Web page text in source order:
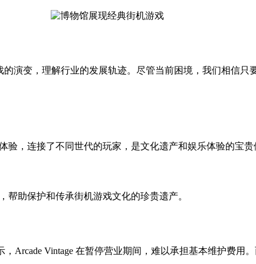
演变，理解行业的发展轨迹。尽管当前困境，我们相信
，连接了不同世代的玩家，是文化遗产和娱乐体验的宝贵
助保护和传承街机游戏文化的珍贵遗产。
Arcade Vintage 在暂停营业期间，难以承担基本维护费用